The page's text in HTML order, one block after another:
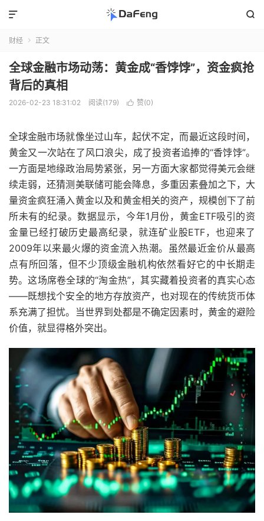


财经  正文
全球金融市场动荡：黄金成“香饽饽”，资金疯抢
背后的真相
2026-02-23 18:31:02 阅读(179)  赞(0)
全球金融市场就像坐过山车，起伏不定，而最近这段时间，
黄金又一次站在了风口浪尖，成了投资者追捧的“香饽饽”。
一方面是地缘政治局势紧张，另一方面大家都觉得美元会继
续走弱，还猜测美联储可能会降息，多重因素叠加之下，大
量资金疯狂涌入黄金以及和黄金相关的资产，规模创下了前
所未有的纪录。数据显示，今年1月份，黄金ETF吸引的资
金量已经打破历史最高纪录，就连矿业股ETF，也迎来了
2009年以来最火爆的资金流入热潮。虽然最近金价从最高
点有所回落，但不少顶级金融机构依然看好它的中长期走
势。这场席卷全球的“淘金热”，其实藏着投资者的真实心态
——既想找个安全的地方存放资产，也对现在的传统货币体
系充满了担忧。当世界到处都是不确定因素时，黄金的避险
价值，就显得格外突出。